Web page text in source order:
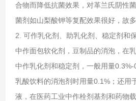
合物而降低抗菌效果，对革兰氏阴性
菌剂如山梨酸钾等复配效果很好，故
2. 可作乳化剂、助乳化剂、稳定剂和
中作面包软化剂，豆制品的消泡，在
中作乳化剂和稳定剂，一般用量
乳酸饮料的消泡剂时用量0.1%；还用
液，在医药工业中作栓剂基剂和药物